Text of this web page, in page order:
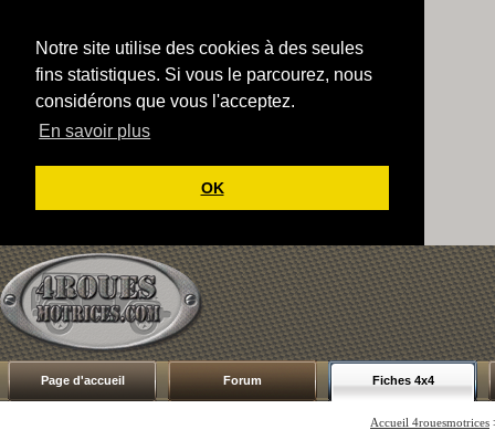
Notre site utilise des cookies à des seules
fins statistiques. Si vous le parcourez, nous
considérons que vous l'acceptez.
En savoir plus
OK
Page d'accueil Forum Fiches 4x4
Accueil 4rouesmotrices